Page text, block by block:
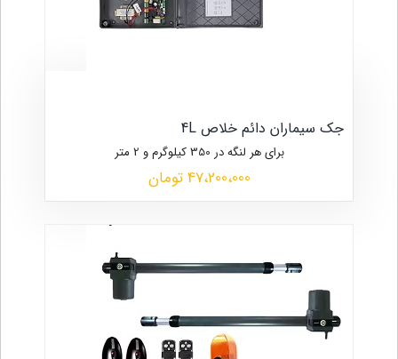
جک سیماران دائم خلاص 4L
برای هر لنگه در 350 کیلوگرم و 2 متر
47،200،000 تومان